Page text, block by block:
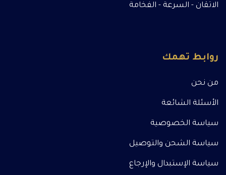
الاتقان - السرعة - الفخامة
روابط تهمك
من نحن
الأسئلة الشائعة
سياسة الخصوصية
سياسة الشحن والتوصيل
سياسة الإستبدال والإرجاع